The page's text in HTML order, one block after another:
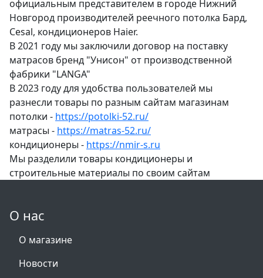
официальным представителем в городе Нижний
Новгород производителей реечного потолка Бард,
Cesal, кондиционеров Haier.
В 2021 году мы заключили договор на поставку
матрасов бренд "Унисон" от производственной
фабрики "LANGA"
В 2023 году для удобства пользователей мы
разнесли товары по разным сайтам магазинам
потолки - https://potolki-52.ru/
матрасы - https://matras-52.ru/
кондиционеры - https://nmir-s.ru
Мы разделили товары кондиционеры и
строительные материалы по своим сайтам
О нас
О магазине
Новости